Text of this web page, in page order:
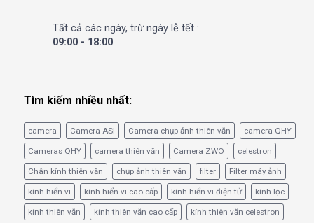
Tất cả các ngày, trừ ngày lễ tết :
09:00 - 18:00
Tìm kiếm nhiều nhất:
camera Camera ASI Camera chụp ảnh thiên văn camera QHY
Cameras QHY camera thiên văn Camera ZWO celestron
Chân kính thiên văn chụp ảnh thiên văn filter Filter máy ảnh
kính hiển vi kính hiển vi cao cấp kính hiển vi điện tử kính lọc
kính thiên văn kính thiên văn cao cấp kính thiên văn celestron